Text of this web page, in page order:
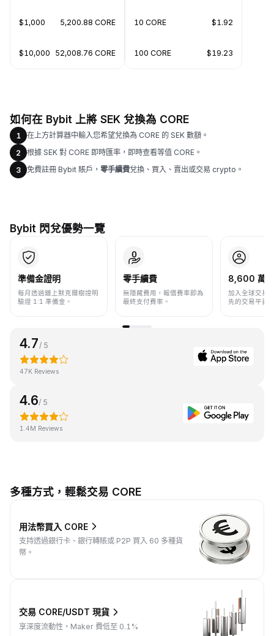
$1,000 5,200.88 CORE
$10,000 52,008.76 CORE
10 CORE $1.92
100 CORE $19.23
如何在 Bybit 上將 SEK 兌換為 CORE
1
在上方計算器中輸入您希望兌換為 CORE 的 SEK 數額。
2
根據 SEK 對 CORE 即時匯率，即時查看等值 CORE。
3
免費註冊 Bybit 賬戶， 零手續費兌換、買入、賣出或交易 crypto。
Bybit 閃兌優勢一覽
準備金證明
每月透過鏈上默克爾樹證明
驗證 1:1 準備金。
零手續費
無隱藏費用，報價費率即為
最終支付費率。
8,600 萬+
加入全球交易
先的交易平臺
4.7/ 5
47K Reviews
4.6/ 5
1.4M Reviews
多種方式，輕鬆交易 CORE
用法幣買入 CORE
支持透過銀行卡、銀行轉賬或 P2P 買入 60 多種貨
幣。
交易 CORE/USDT 現貨
享深度流動性，Maker 費低至 0.1%